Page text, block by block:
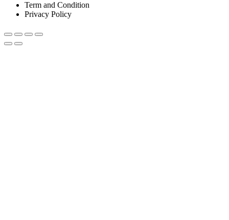
Term and Condition
Privacy Policy